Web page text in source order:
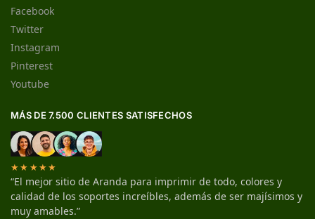
Facebook
Twitter
Instagram
Pinterest
Youtube
MÁS DE 7.500 CLIENTES SATISFECHOS
★★★★★
“El mejor sitio de Aranda para imprimir de todo, colores y
calidad de los soportes increíbles, además de ser majísimos y
muy amables.”